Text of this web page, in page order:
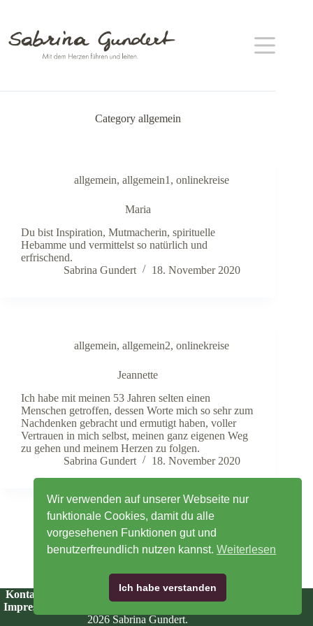
springen
Categoryallgemein
allgemein,allgemein1 ,onlinekreise
Maria
Du bist Inspiration, Mutmacherin, spirituelle
Hebamme und vermittelst so natürlich und
erfrischend.
Sabrina Gundert
18. November 2020
allgemein,allgemein2,onlinekreise
Jeannette
Ich habe mit meinen 53 Jahren selten einen
Menschen getroffen, dessen Worte mich so sehr zum
Nachdenken gebracht und ermutigt haben, voller
Vertrauen in mich selbst, meinen ganz eigenen Weg
zu gehen und meinem Herzen zu folgen.
Sabrina Gundert
18. November 2020
Kontakt Telegram·LinkedIn·
Impressum
2026 Sabrina Gundert.
Wir verwenden auf unserer Webseite nur
funktionale Cookies, damit du alle
vorgesehenen Funktionen gut und
benutzerfreundlich nutzen kannst.Weiterlesen
Ich habe verstanden